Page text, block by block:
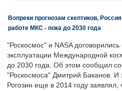
Вопреки прогнозам скептиков,
работе МКС - пока до 2030 года
"Роскосмос" и NASA
эксплуатации Международной
до 2030 года. Об этом сообщил
"Роскосмоса" Дмитрий Баканов. И
Рогозин еще в 2014 году заявлял,